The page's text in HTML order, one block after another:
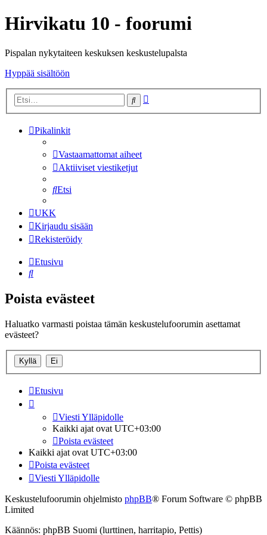
Hirvikatu 10 - foorumi
Pispalan nykytaiteen keskuksen keskustelupalsta
Hyppää sisältöön
Etsi
Pikalinkit
Vastaamattomat aiheet
Aktiiviset viestiketjut
Etsi
UKK
Kirjaudu sisään
Rekisteröidy
Etusivu
Etsi
Poista evästeet
Haluatko varmasti poistaa tämän keskustelufoorumin asettamat
evästeet?
Etusivu
Viesti Ylläpidolle
Kaikki ajat ovat UTC+03:00
Poista evästeet
Kaikki ajat ovat UTC+03:00
Poista evästeet
Viesti Ylläpidolle
Keskustelufoorumin ohjelmisto phpBB® Forum Software © phpBB
Limited
Käännös: phpBB Suomi (lurttinen, harritapio, Pettis)